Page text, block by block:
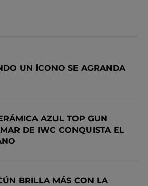
UN ÍCONO SE AGRANDA
AZUL TOP GUN
DE IWC CONQUISTA EL
BRILLA MÁS CON LA